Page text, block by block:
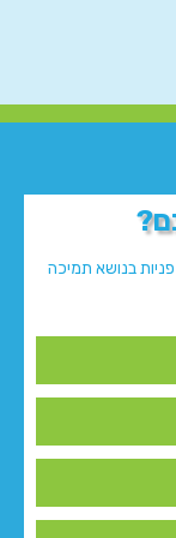
בנושא תמיכה